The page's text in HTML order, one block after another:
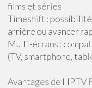
films et séries
Timeshift :
arrière ou avancer
Multi-écrans :
(TV, smartphone,
Avantages de l'IPTV